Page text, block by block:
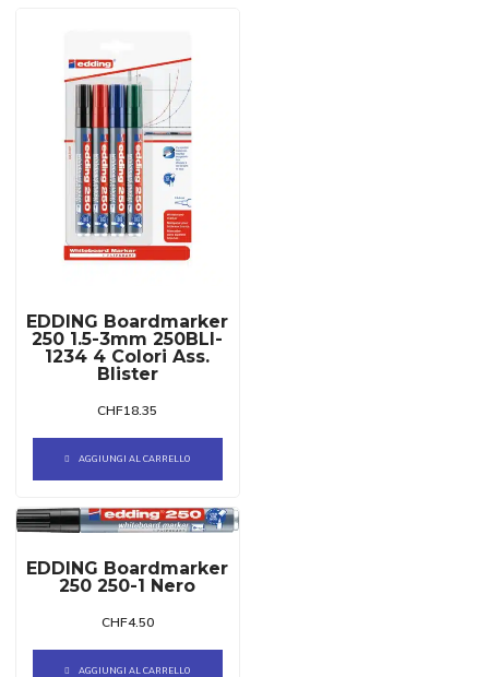
EDDING Boardmarker
250 1.5-3mm 250BLI-
1234 4 Colori Ass.
Blister
CHF18.35
AGGIUNGI AL CARRELLO
EDDING Boardmarker
250 250-1 Nero
CHF4.50
AGGIUNGI AL CARRELLO